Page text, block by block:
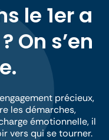
le 1er a
On s’en
précieux,
les démarches,
émotionnelle, il
vers qui se tourner.